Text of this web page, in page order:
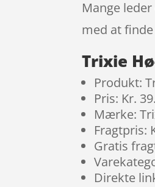
Mange
med at
Trixie
Produkt:
Pris: Kr.
Mærke:
Fragtpris:
Gratis
Direkte